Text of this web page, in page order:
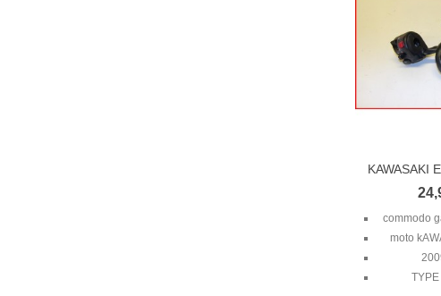
KAWASAKI
commodo
moto